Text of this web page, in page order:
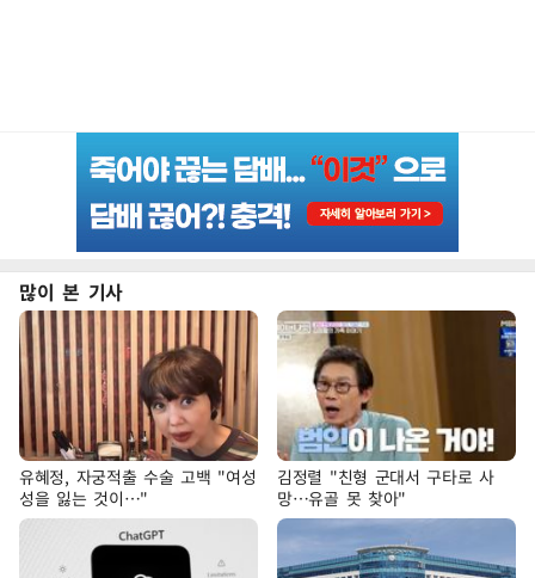
많이 본 기사
유혜정, 자궁적출 수술 고백 "여성
성을 잃는 것이…"
김정렬 "친형 군대서 구타로 사
망…유골 못 찾아"